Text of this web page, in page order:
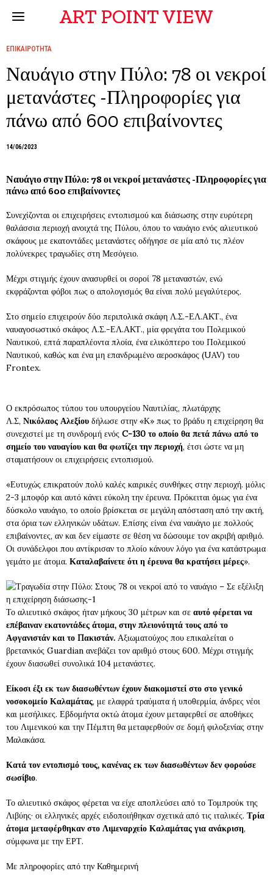
ART POINT VIEW
ΕΠΙΚΑΙΡΟΤΗΤΑ
Ναυάγιο στην Πύλο: 78 οι νεκροί
μετανάστες -Πληροφορίες για
πάνω από 600 επιβαίνοντες
14/06/2023
Ναυάγιο στην Πύλο: 78 οι νεκροί μετανάστες -Πληροφορίες για
πάνω από 600 επιβαίνοντες
Συνεχίζονται οι επιχειρήσεις εντοπισμού και διάσωσης στην ευρύτερη
θαλάσσια περιοχή ανοιχτά της Πύλου, όπου το ναυάγιο ενός αλιευτικού
σκάφους με εκατοντάδες μετανάστες οδήγησε σε μία από τις πλέον
πολύνεκρες τραγωδίες στη Μεσόγειο.
Μέχρι στιγμής έχουν ανασυρθεί οι σοροί 78 μεταναστών, ενώ
εκφράζονται φόβοι πως ο απολογισμός θα είναι πολύ μεγαλύτερος.
Στο σημείο επιχειρούν δύο περιπολικά σκάφη Λ.Σ.-ΕΛ.ΑΚΤ., ένα
ναυαγοσωστικό σκάφος Λ.Σ.-ΕΛ.ΑΚΤ., μία φρεγάτα του Πολεμικού
Ναυτικού, επτά παραπλέοντα πλοία, ένα ελικόπτερο του Πολεμικού
Ναυτικού, καθώς και ένα μη επανδρωμένο αεροσκάφος (UAV) του
Frontex.
Ο εκπρόσωπος τύπου του υπουργείου Ναυτιλίας, πλωτάρχης
Λ.Σ, Νικόλαος Αλεξίου δήλωσε στην «Κ» πως το βράδυ η επιχείρηση θα
συνεχιστεί με τη συνδρομή ενός C-130 το οποίο θα πετά πάνω από το
σημείο του ναυαγίου και θα φωτίζει την περιοχή, έτσι ώστε να μη
σταματήσουν οι επιχειρήσεις εντοπισμού.
«Ευτυχώς επικρατούν πολύ καλές καιρικές συνθήκες στην περιοχή. μόλις
2-3 μποφόρ και αυτό κάνει εύκολη την έρευνα. Πρόκειται όμως για ένα
δύσκολο ναυάγιο, το οποίο βρίσκεται σε μεγάλη απόσταση από την ακτή,
στα όρια των ελληνικών υδάτων. Επίσης είναι ένα ναυάγιο με πολλούς
επιβαίνοντες, αν και δεν είμαστε σε θέση να δώσουμε τον ακριβή αριθμό.
Οι συνάδελφοι που αντίκρισαν το πλοίο κάνουν λόγο για ένα κατάστρωμα
γεμάτο με άτομα. Καταλαβαίνετε ότι η έρευνα θα κρατήσει μέρες».
Το αλιευτικό σκάφος ήταν μήκους 30 μέτρων και σε αυτό φέρεται να
επέβαιναν εκατοντάδες άτομα, στην πλειονότητά τους από το
Αφγανιστάν και το Πακιστάν. Αξιωματούχος που επικαλείται ο
βρετανικός Guardian ανεβάζει τον αριθμό στους 600. Μέχρι στιγμής
έχουν διασωθεί συνολικά 104 μετανάστες.
Είκοσι έξι εκ των διασωθέντων έχουν διακομιστεί στο στο γενικό
νοσοκομείο Καλαμάτας, με ελαφρά τραύματα ή υποθερμία, άνδρες νέοι
και μεσήλικες. Εβδομήντα οκτώ άτομα έχουν μεταφερθεί σε αποθήκες
του Λιμενικού και την Πέμπτη θα μεταφερθούν σε δομή φιλοξενίας στην
Μαλακάσα.
Κατά τον εντοπισμό τους, κανένας εκ των διασωθέντων δεν φορούσε
σωσίβιο.
Το αλιευτικό σκάφος φέρεται να είχε αποπλεύσει από το Τομπρούκ της
Λιβύης· οι ελληνικές αρχές ειδοποιήθηκαν σχετικά από τις ιταλικές. Τρία
άτομα μεταφέρθηκαν στο Λιμεναρχείο Καλαμάτας για ανάκριση,
σύμφωνα με την ΕΡΤ.
Με πληροφορίες από την Καθημερινή